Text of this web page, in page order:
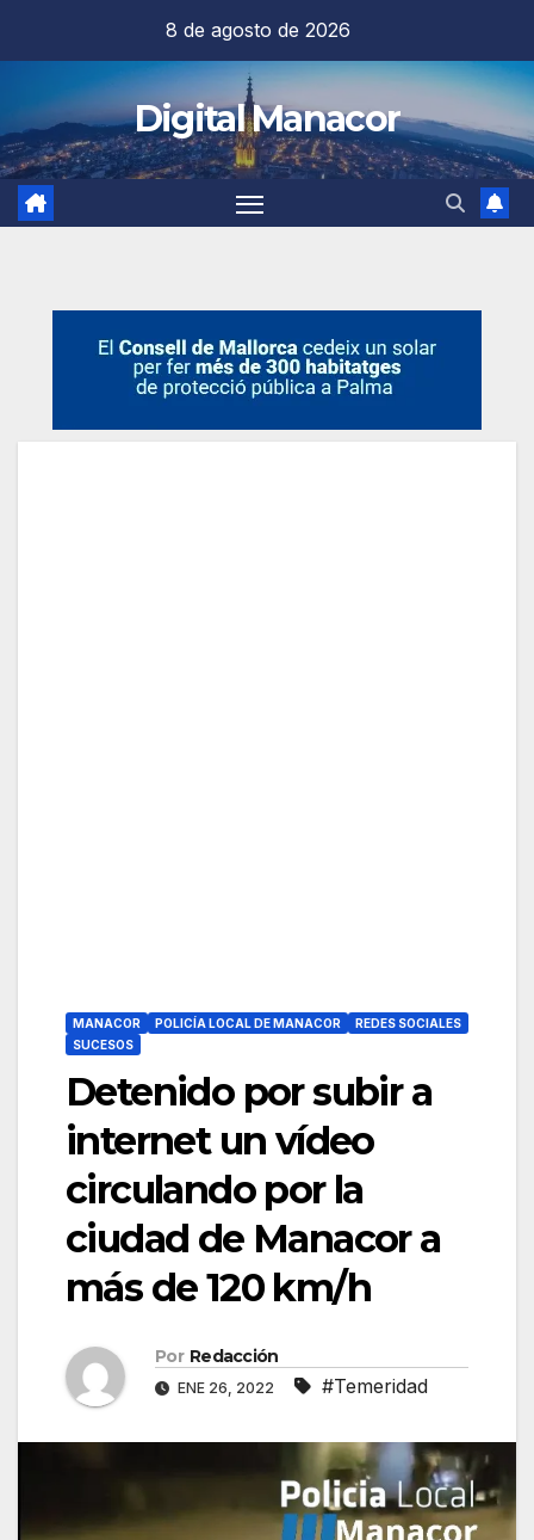
contenido
8 de agosto de 2026
Digital Manacor
MANACOR POLICÍA LOCAL DE MANACOR
REDES SOCIALES
SUCESOS
Detenido por subir a
internet un vídeo
circulando por la
ciudad de Manacor a
más de 120 km/h
Por Redacción
ENE 26, 2022 #Temeridad